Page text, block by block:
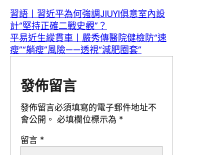
習語丨習近平為何強調JIUYI俱意室內設
計“堅持正確二戰史觀”？
平易近生縱貫車丨嚴秀傳醫院健檢防“速
瘦”“躺瘦”風險——透視“減肥圈套”
發佈留言
發佈留言必須填寫的電子郵件地址不
會公開。 必填欄位標示為 *
留言 *